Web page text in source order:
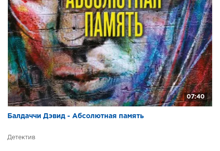
07:40
Балдаччи Дэвид - Абсолютная память
Детектив